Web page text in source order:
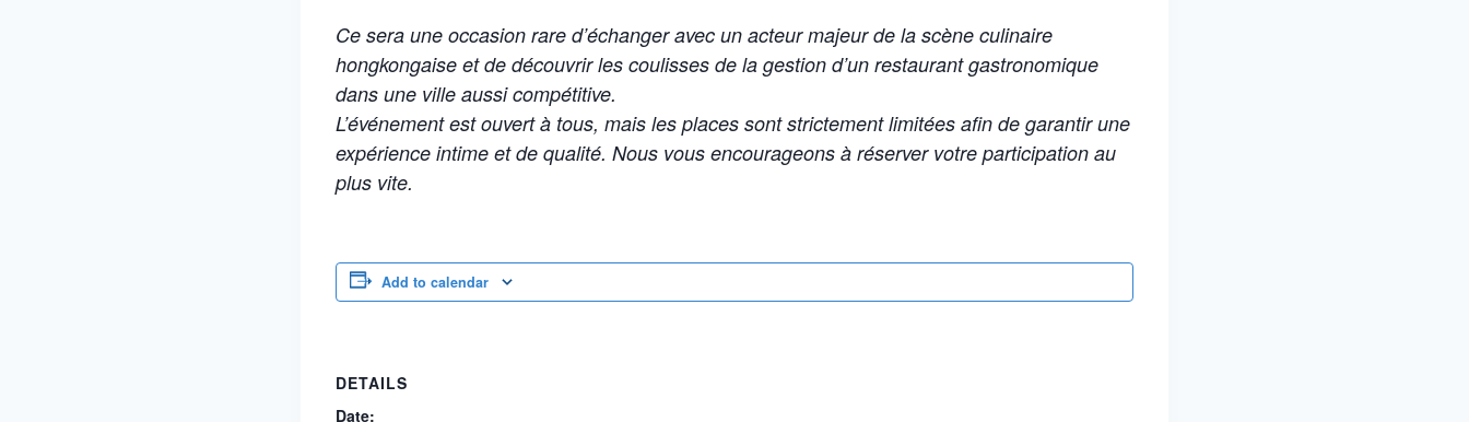
Ce sera une occasion rare d’échanger avec un acteur majeur de la scène culinaire
hongkongaise et de découvrir les coulisses de la gestion d’un restaurant gastronomique
dans une ville aussi compétitive.
L’événement est ouvert à tous, mais les places sont strictement limitées afin de garantir une
expérience intime et de qualité. Nous vous encourageons à réserver votre participation au
plus vite.
Add to calendar
DETAILS
Date: